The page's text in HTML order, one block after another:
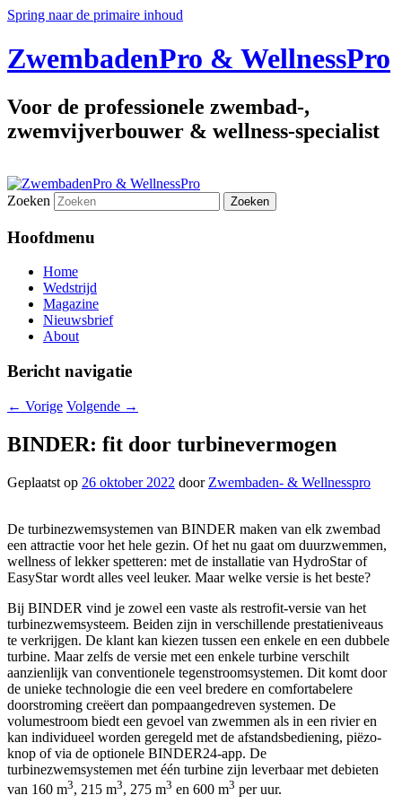
Spring naar de primaire inhoud
ZwembadenPro & WellnessPro
Voor de professionele zwembad-,
zwemvijverbouwer & wellness-specialist
Zoeken
Hoofdmenu
Home
Wedstrijd
Magazine
Nieuwsbrief
About
Bericht navigatie
← Vorige Volgende →
BINDER: fit door turbinevermogen
Geplaatst op 26 oktober 2022 door Zwembaden- & Wellnesspro
De turbinezwemsystemen van BINDER maken van elk zwembad
een attractie voor het hele gezin. Of het nu gaat om duurzwemmen,
wellness of lekker spetteren: met de installatie van HydroStar of
EasyStar wordt alles veel leuker. Maar welke versie is het beste?
Bij BINDER vind je zowel een vaste als restrofit-versie van het
turbinezwemsysteem. Beiden zijn in verschillende prestatieniveaus
te verkrijgen. De klant kan kiezen tussen een enkele en een dubbele
turbine. Maar zelfs de versie met een enkele turbine verschilt
aanzienlijk van conventionele tegenstroomsystemen. Dit komt door
de unieke technologie die een veel bredere en comfortabelere
doorstroming creëert dan pompaangedreven systemen. De
volumestroom biedt een gevoel van zwemmen als in een rivier en
kan individueel worden geregeld met de afstandsbediening, piëzo-
knop of via de optionele BINDER24-app. De
turbinezwemsystemen met één turbine zijn leverbaar met debieten
van 160 m3, 215 m3, 275 m3 en 600 m3 per uur.